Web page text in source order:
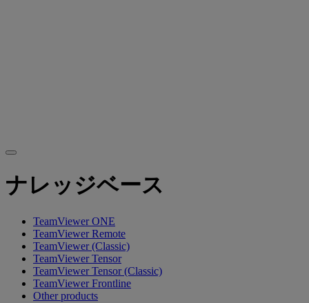
ナレッジベース
TeamViewer ONE
TeamViewer Remote
TeamViewer (Classic)
TeamViewer Tensor
TeamViewer Tensor (Classic)
TeamViewer Frontline
Other products